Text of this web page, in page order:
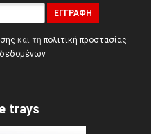
ΕΓΓΡΑΦΉ
και τη πολιτική προστασίας
trays